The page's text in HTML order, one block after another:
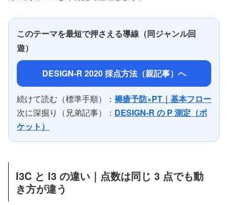
このテーマを最短で押さえる導線（同ジャンル回
遊）
DESIGN-R 2020 採点方法（親記事）へ
続けて読む（標準手順）： 褥瘡予防×PT｜基本フロー
次に深掘り（兄弟記事）： DESIGN-R の P 測定（ポ
ケット）
I3C と I3 の違い｜点数は同じ 3 点でも動
き方が違う